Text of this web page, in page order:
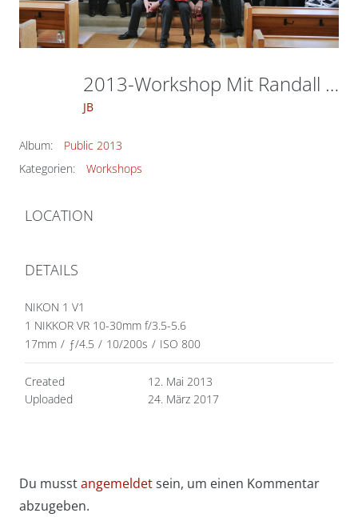
2013-Workshop Mit Randall Taylor-046
JB
Album:
Public 2013
Kategorien:
Workshops
LOCATION
DETAILS
NIKON 1 V1
1 NIKKOR VR 10-30mm f/3.5-5.6
17mm / ƒ/4.5 / 10/200s / ISO 800
Created
12. Mai 2013
Uploaded
24. März 2017
Du musstangemeldetsein, um einen Kommentar
abzugeben.